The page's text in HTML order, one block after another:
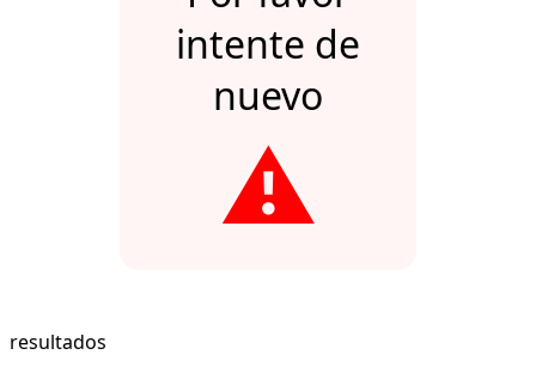
intente de
nuevo
⚠️
resultados